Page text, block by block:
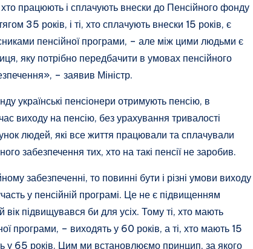
хто працюють і сплачують внески до Пенсійного фонду
35 років, і ті, хто сплачують внески 15 років, є
пенсійної програми, – але між цими людьми є
яку потрібно передбачити в умовах пенсійного
– заявив Міністр.
українські пенсіонери отримують пенсію, в
виходу на пенсію, без урахування тривалості
людей, які все життя працювали та сплачували
забезпечення тих, хто на такі пенсії не заробив.
забезпеченні, то повинні бути і різні умови виходу
у пенсійній програмі. Це не є підвищенням
вік підвищувався би для усіх. Тому ті, хто мають
програми, – виходять у 60 років, а ті, хто мають 15
у 65 років. Цим ми встановлюємо принцип, за якого